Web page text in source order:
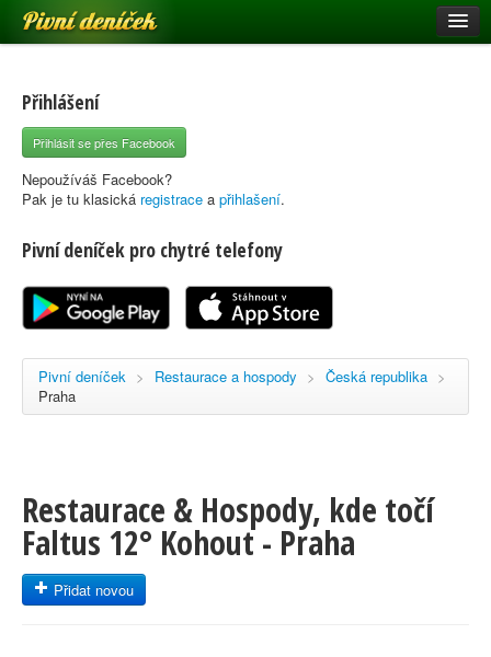
Pivní deníček
Pivní mapa
Pivní značky
Nápověda
Registrace
Přihlášení
Přihlásit se přes Facebook
Nepoužíváš Facebook?
Pak je tu klasická registrace a přihlašení.
Pivní deníček pro chytré telefony
Pivní deníček > Restaurace a hospody > Česká republika >
Praha
Restaurace & Hospody, kde točí
Faltus 12° Kohout - Praha
Přidat novou